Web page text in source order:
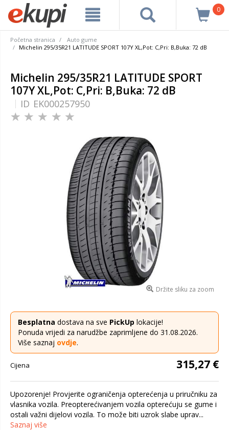
0
Početna stranica
Auto gume
Michelin 295/35R21 LATITUDE SPORT 107Y XL,Pot: C,Pri: B,Buka: 72 dB
Michelin 295/35R21 LATITUDE SPORT
107Y XL,Pot: C,Pri: B,Buka: 72 dB
ID EK000257950
Držite sliku za zoom
Besplatna dostava na sve PickUp lokacije!
Ponuda vrijedi za narudžbe zaprimljene do 31.08.2026.
Više saznaj ovdje.
Cijena 315,27 €
Upozorenje! Provjerite ograničenja opterećenja u priručniku za
vlasnika vozila. Preopterećivanjem vozila opterećuju se gume i
ostali važni dijelovi vozila. To može biti uzrok slabe uprav...
Saznaj više